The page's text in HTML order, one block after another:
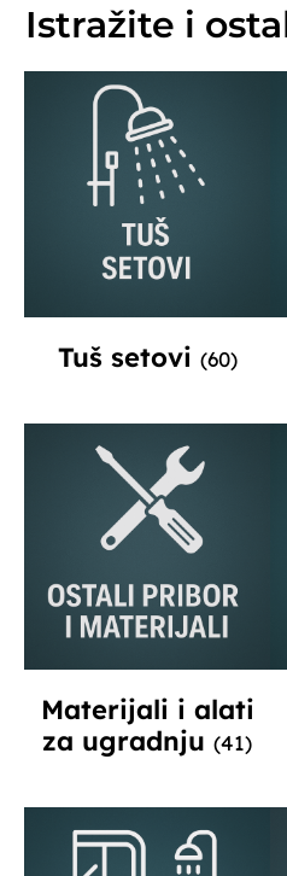
Istražite i
Tuš setovi (60)
Materijali i alati
za ugradnju (41)